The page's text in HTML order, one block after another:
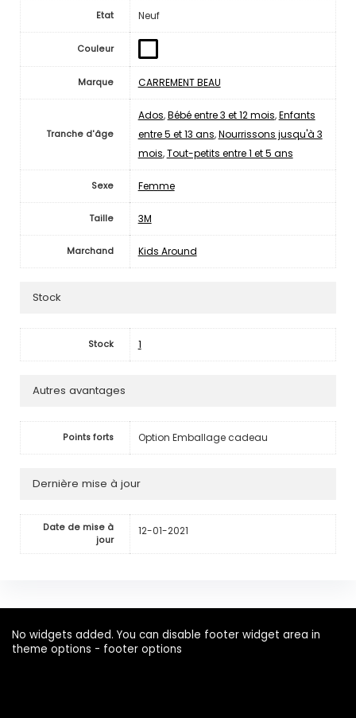
Etat Neuf
Couleur
Marque CARREMENT BEAU
Tranche d'âge
Ados,Bébé entre 3 et 12 mois,Enfants
entre 5 et 13 ans,Nourrissons jusqu'à 3
mois,Tout-petits entre 1 et 5 ans
Sexe Femme
Taille 3M
Marchand Kids Around
Stock
Stock 1
Autres avantages
Points forts Option Emballage cadeau
Dernière mise à jour
Date de mise à
jour
12-01-2021
No widgets added. You can disable footer widget area in
theme options - footer options